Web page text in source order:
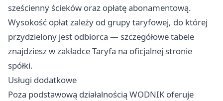
sześcienny ścieków oraz opłatę abonamentową.
Wysokość opłat zależy od grupy taryfowej, do której
przydzielony jest odbiorca — szczegółowe tabele
znajdziesz w zakładce Taryfa na oficjalnej stronie
spółki.
Usługi dodatkowe
Poza podstawową działalnością WODNIK oferuje